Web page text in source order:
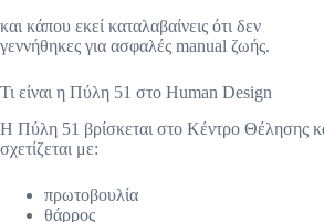
και κάπου εκεί καταλαβαίνεις ότι δεν
γεννήθηκες για ασφαλές manual ζωής.
Τι είναι η Πύλη 51 στο Human Design
Η Πύλη 51 βρίσκεται στο Κέντρο Θέλησης
σχετίζεται με:
πρωτοβουλία
θάρρος